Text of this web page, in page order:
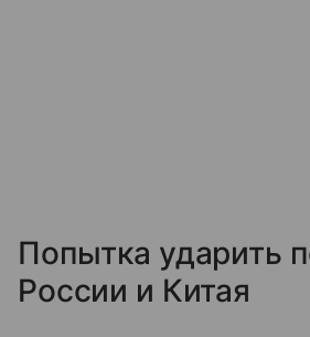
Попытка ударить
России и Китая